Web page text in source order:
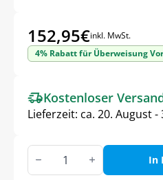
152,95€inkl. MwSt.
4% Rabatt für Überweisung
Kostenloser
Lieferzeit: ca. 20. August
Kupa
ANGEL
CITY
In